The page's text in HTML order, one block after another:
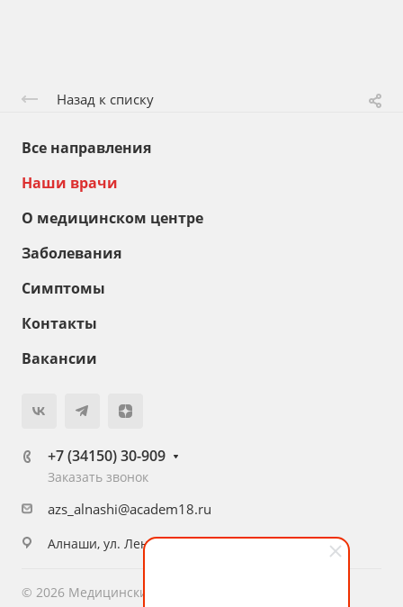
Назад к списку
Все направления
Наши врачи
О медицинском центре
Заболевания
Симптомы
Контакты
Вакансии
+7 (34150) 30-909
Заказать звонок
azs_alnashi@academ18.ru
Алнаши, ул. Ленина, д. 56
© 2026 Медицинский центр «Академия Здоровья»